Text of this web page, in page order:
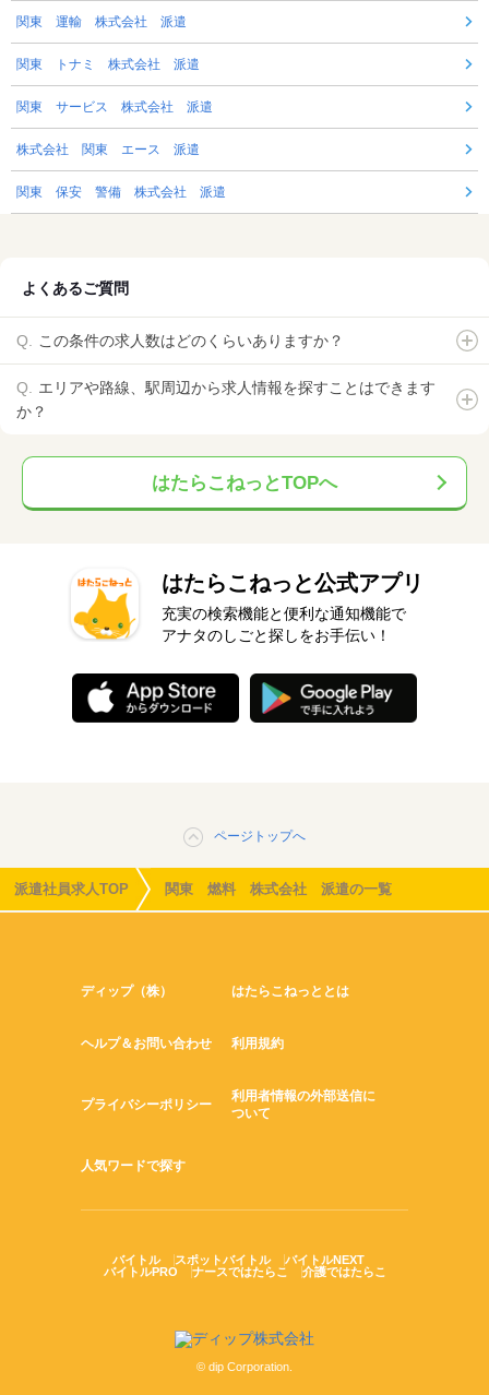
関東 運輸 株式会社 派遣
関東 トナミ 株式会社 派遣
関東 サービス 株式会社 派遣
株式会社 関東 エース 派遣
関東 保安 警備 株式会社 派遣
よくあるご質問
この条件の求人数はどのくらいありますか？
エリアや路線、駅周辺から求人情報を探すことはできます
か？
はたらこねっとTOPへ
はたらこねっと公式アプリ
充実の検索機能と便利な通知機能で
アナタのしごと探しをお手伝い！
ページトップへ
派遣社員求人TOP 関東 燃料 株式会社 派遣の一覧
ディップ（株） はたらこねっととは
ヘルプ＆お問い合わせ 利用規約
プライバシーポリシー
利用者情報の外部送信に
ついて
人気ワードで探す
バイトル スポットバイトル
バイトルNEXT
バイトルPRO
ナースではたらこ 介護ではたらこ
© dip Corporation.